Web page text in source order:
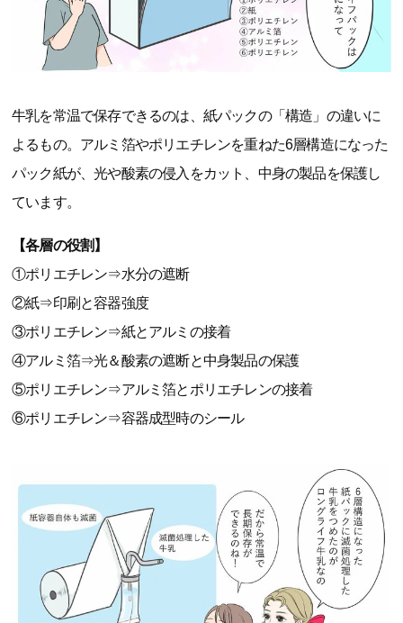
牛乳を常温で保存できるのは、紙パックの「構造」の違いに
よるもの。アルミ箔やポリエチレンを重ねた6層構造になった
パック紙が、光や酸素の侵入をカット、中身の製品を保護し
ています。
【各層の役割】
①ポリエチレン⇒水分の遮断
②紙⇒印刷と容器強度
③ポリエチレン⇒紙とアルミの接着
④アルミ箔⇒光＆酸素の遮断と中身製品の保護
⑤ポリエチレン⇒アルミ箔とポリエチレンの接着
⑥ポリエチレン⇒容器成型時のシール